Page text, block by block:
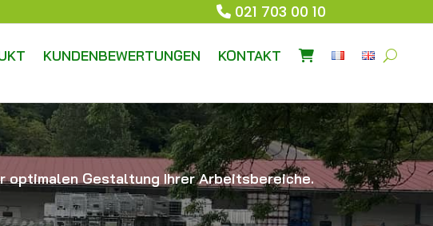
021 703 00 10
KUNDENBEWERTUNGEN KONTAKT
Gestaltung Ihrer Arbeitsbereiche.